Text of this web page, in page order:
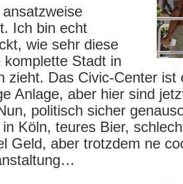
Ich bin echt
wie sehr diese
komplette Stadt in
zieht. Das Civic-Center ist
Anlage, aber hier sind
politisch sicher
Köln, teures Bier,
Geld, aber trotzdem ne